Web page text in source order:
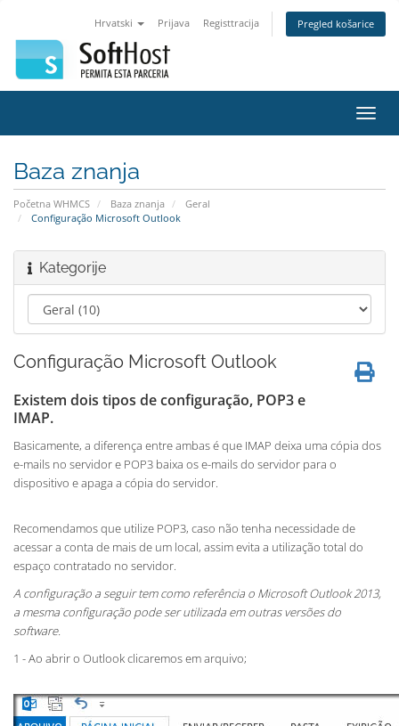
Hrvatski Prijava Registtracija Pregled košarice
Baza znanja
Početna WHMCS Baza znanja
Geral
Configuração Microsoft Outlook
Kategorije
Configuração Microsoft Outlook
Existem dois tipos de configuração, POP3 e
IMAP.
Basicamente, a diferença entre ambas é que IMAP deixa uma cópia dos
e-mails no servidor e POP3 baixa os e-mails do servidor para o
dispositivo e apaga a cópia do servidor.
Recomendamos que utilize POP3, caso não tenha necessidade de
acessar a conta de mais de um local, assim evita a utilização total do
espaço contratado no servidor.
A configuração a seguir tem como referência o Microsoft Outlook 2013,
a mesma configuração pode ser utilizada em outras versões do
software.
1 - Ao abrir o Outlook clicaremos em arquivo;